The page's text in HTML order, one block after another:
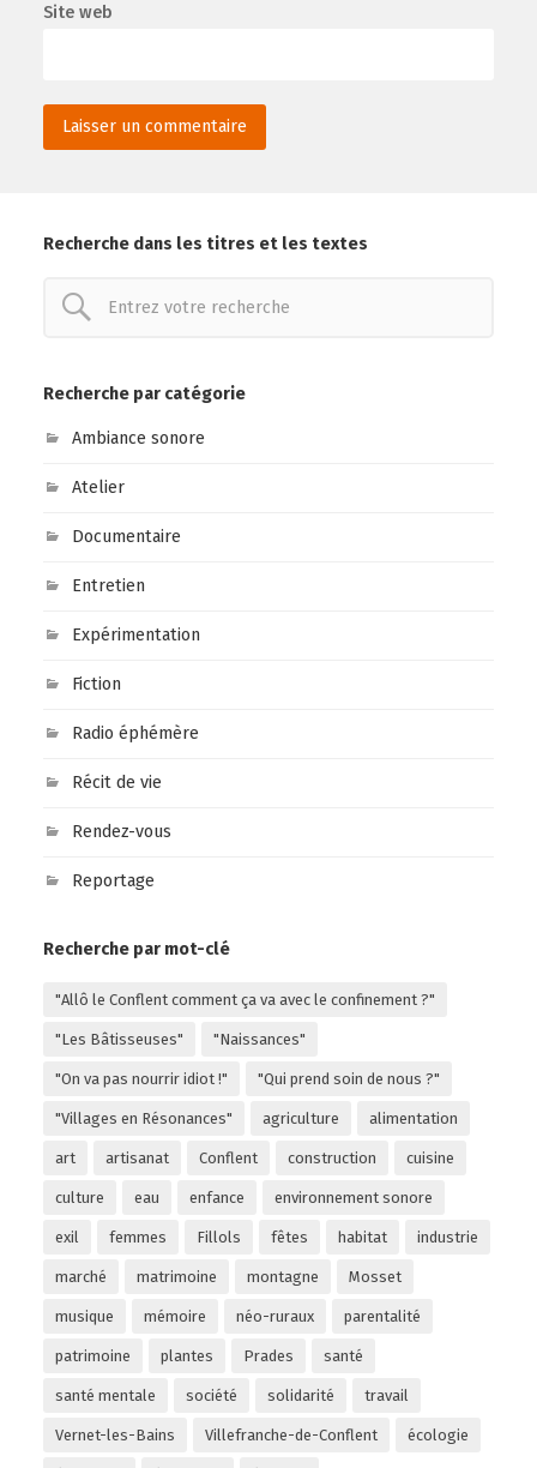
Site web
Recherche dans les titres et les textes
Recherche par catégorie
Ambiance sonore
Atelier
Documentaire
Entretien
Expérimentation
Fiction
Radio éphémère
Récit de vie
Rendez-vous
Reportage
Recherche par mot-clé
"Allô le Conflent comment ça va avec le confinement ?"
"Les Bâtisseuses" "Naissances"
"On va pas nourrir idiot !" "Qui prend soin de nous ?"
"Villages en Résonances" agriculture alimentation
art artisanat Conflent construction cuisine
culture eau enfance environnement sonore
exil femmes Fillols fêtes habitat industrie
marché matrimoine montagne Mosset
musique mémoire néo-ruraux parentalité
patrimoine plantes Prades santé
santé mentale société solidarité travail
Vernet-les-Bains Villefranche-de-Conflent écologie